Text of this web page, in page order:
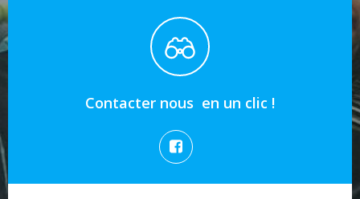
Contacter nous en un clic !